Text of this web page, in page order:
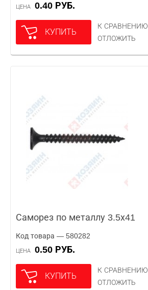
ЦЕНА 0.40 РУБ.
КУПИТЬ
К СРАВНЕНИЮ
ОТЛОЖИТЬ
Саморез по металлу 3.5х41
Код товара — 580282
ЦЕНА 0.50 РУБ.
КУПИТЬ
К СРАВНЕНИЮ
ОТЛОЖИТЬ